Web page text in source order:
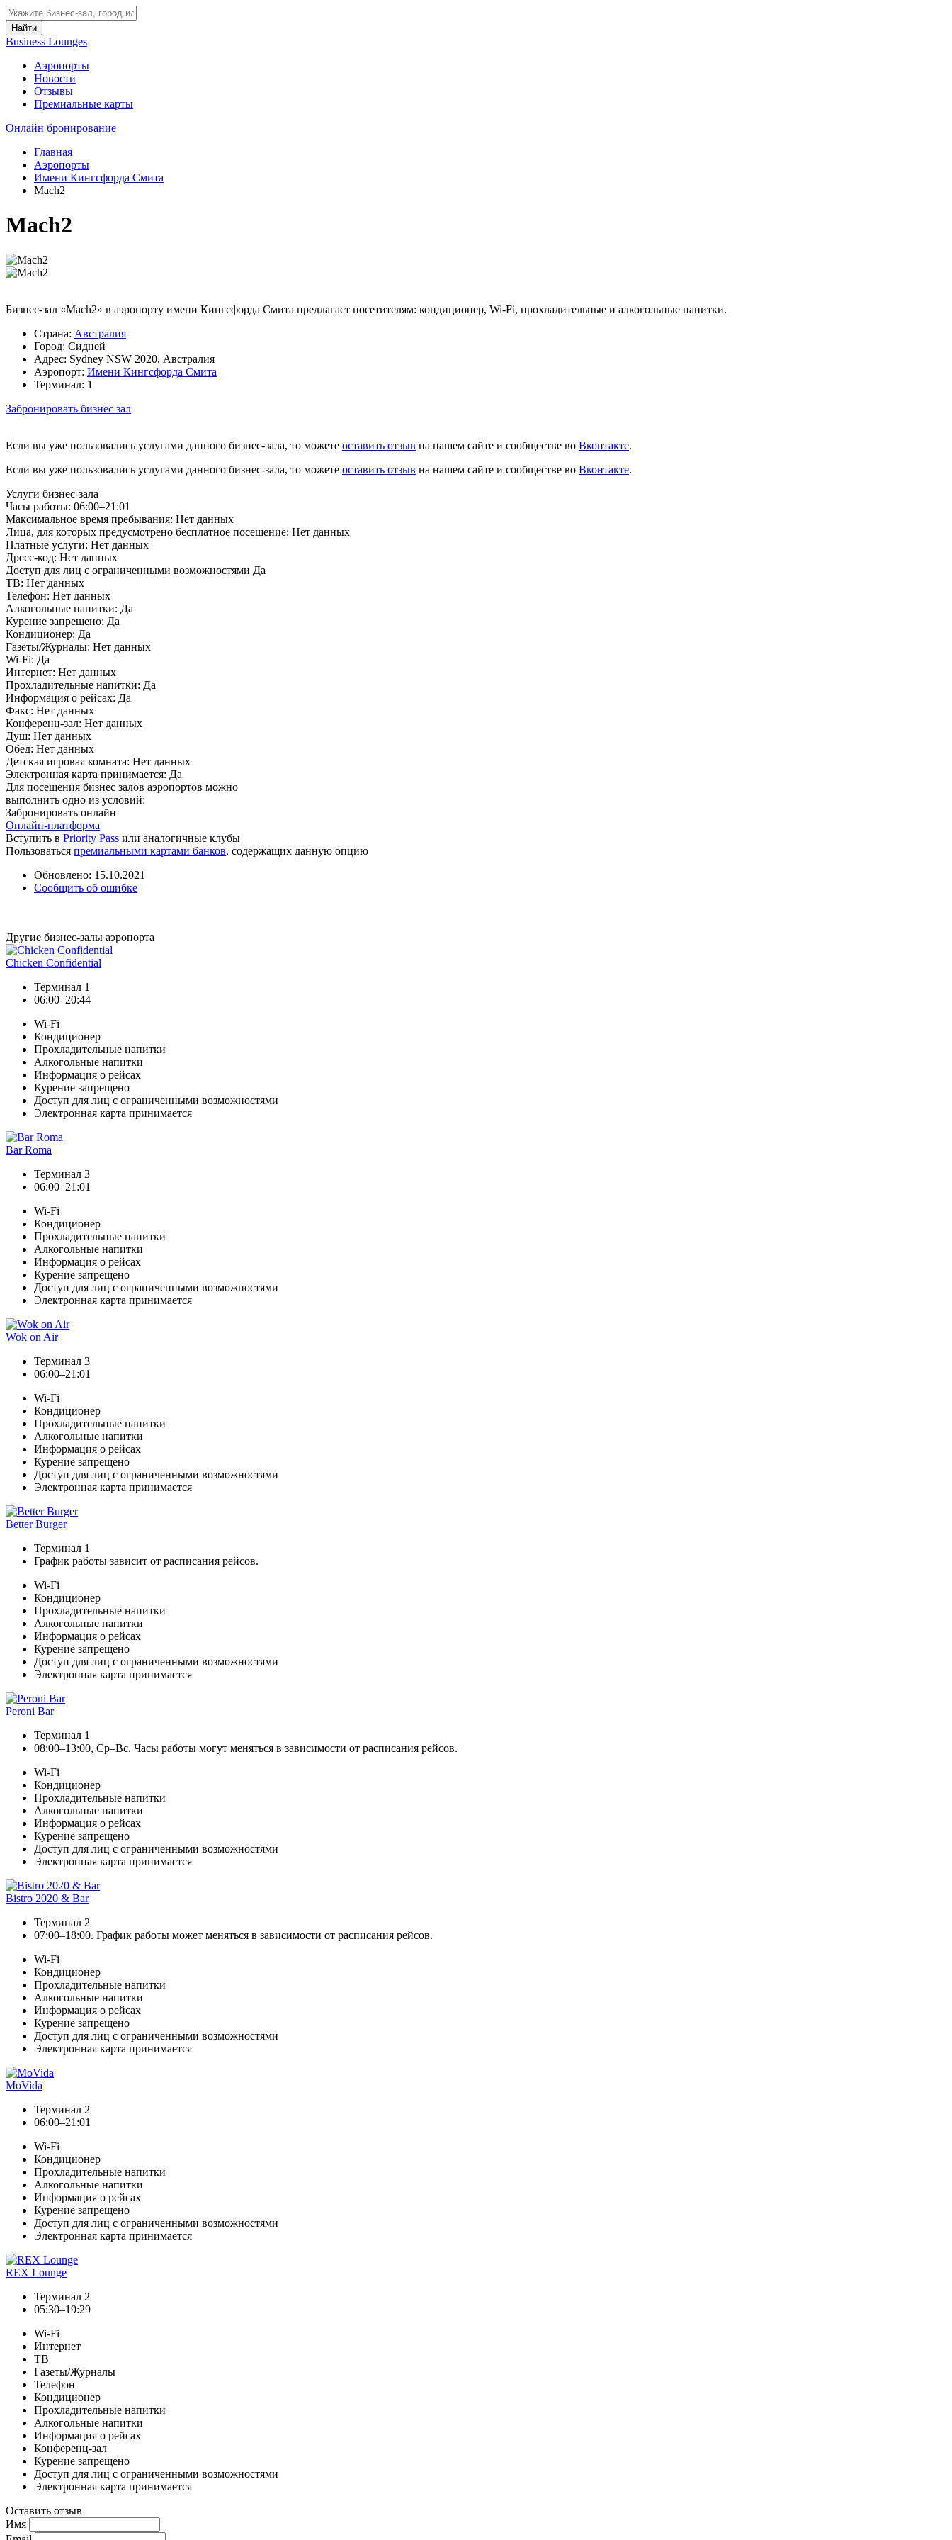
Найти
Business Lounges
Аэропорты
Новости
Отзывы
Премиальные карты
Онлайн бронирование
Главная
Аэропорты
Имени Кингсфорда Смита
Mach2
Mach2
Бизнес-зал «Mach2» в аэропорту имени Кингсфорда Смита предлагает посетителям: кондиционер, Wi-Fi, прохладительные и алкогольные напитки.
Страна: Австралия
Город: Сидней
Адрес: Sydney NSW 2020, Австралия
Аэропорт: Имени Кингсфорда Смита
Терминал: 1
Забронировать бизнес зал
Если вы уже пользовались услугами данного бизнес-зала, то можете оставить отзыв на нашем сайте и сообществе во Вконтакте.
Если вы уже пользовались услугами данного бизнес-зала, то можете оставить отзыв на нашем сайте и сообществе во Вконтакте.
Услуги бизнес-зала
Часы работы: 06:00–21:01
Максимальное время пребывания: Нет данных
Лица, для которых предусмотрено бесплатное посещение: Нет данных
Платные услуги: Нет данных
Дресс-код: Нет данных
Доступ для лиц с ограниченными возможностями Да
ТВ: Нет данных
Телефон: Нет данных
Алкогольные напитки: Да
Курение запрещено: Да
Кондиционер: Да
Газеты/Журналы: Нет данных
Wi-Fi: Да
Интернет: Нет данных
Прохладительные напитки: Да
Информация о рейсах: Да
Факс: Нет данных
Конференц-зал: Нет данных
Душ: Нет данных
Обед: Нет данных
Детская игровая комната: Нет данных
Электронная карта принимается: Да
Для посещения бизнес залов аэропортов можно
выполнить одно из условий:
Забронировать онлайн
Онлайн-платформа
Вступить в Priority Pass или аналогичные клубы
Пользоваться премиальными картами банков, содержащих данную опцию
Обновлено: 15.10.2021
Сообщить об ошибке
Другие бизнес-залы аэропорта
Chicken Confidential
Терминал 1
06:00–20:44
Wi-Fi
Кондиционер
Прохладительные напитки
Алкогольные напитки
Информация о рейсах
Курение запрещено
Доступ для лиц с ограниченными возможностями
Электронная карта принимается
Bar Roma
Терминал 3
06:00–21:01
Wi-Fi
Кондиционер
Прохладительные напитки
Алкогольные напитки
Информация о рейсах
Курение запрещено
Доступ для лиц с ограниченными возможностями
Электронная карта принимается
Wok on Air
Терминал 3
06:00–21:01
Wi-Fi
Кондиционер
Прохладительные напитки
Алкогольные напитки
Информация о рейсах
Курение запрещено
Доступ для лиц с ограниченными возможностями
Электронная карта принимается
Better Burger
Терминал 1
График работы зависит от расписания рейсов.
Wi-Fi
Кондиционер
Прохладительные напитки
Алкогольные напитки
Информация о рейсах
Курение запрещено
Доступ для лиц с ограниченными возможностями
Электронная карта принимается
Peroni Bar
Терминал 1
08:00–13:00, Ср–Вс. Часы работы могут меняться в зависимости от расписания рейсов.
Wi-Fi
Кондиционер
Прохладительные напитки
Алкогольные напитки
Информация о рейсах
Курение запрещено
Доступ для лиц с ограниченными возможностями
Электронная карта принимается
Bistro 2020 & Bar
Терминал 2
07:00–18:00. График работы может меняться в зависимости от расписания рейсов.
Wi-Fi
Кондиционер
Прохладительные напитки
Алкогольные напитки
Информация о рейсах
Курение запрещено
Доступ для лиц с ограниченными возможностями
Электронная карта принимается
MoVida
Терминал 2
06:00–21:01
Wi-Fi
Кондиционер
Прохладительные напитки
Алкогольные напитки
Информация о рейсах
Курение запрещено
Доступ для лиц с ограниченными возможностями
Электронная карта принимается
REX Lounge
Терминал 2
05:30–19:29
Wi-Fi
Интернет
ТВ
Газеты/Журналы
Телефон
Кондиционер
Прохладительные напитки
Алкогольные напитки
Информация о рейсах
Конференц-зал
Курение запрещено
Доступ для лиц с ограниченными возможностями
Электронная карта принимается
Оставить отзыв
Имя